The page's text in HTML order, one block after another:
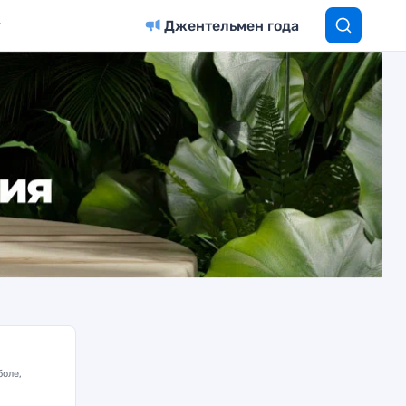
Джентельмен года